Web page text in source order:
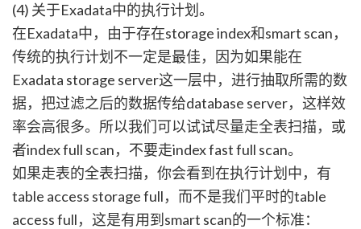
(4) 关于Exadata中的执行计划。
在Exadata中，由于存在storage index和smart scan，
传统的执行计划不一定是最佳，因为如果能在
Exadata storage server这一层中，进行抽取所需的数
据，把过滤之后的数据传给database server，这样效
率会高很多。所以我们可以试试尽量走全表扫描，或
者index full scan，不要走index fast full scan。
如果走表的全表扫描，你会看到在执行计划中，有
table access storage full，而不是我们平时的table
access full，这是有用到smart scan的一个标准：